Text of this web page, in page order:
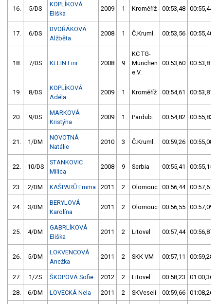
16. 5/DS
KOPLÍKOVÁ
Eliška
2009 1 Kroměříž 00:53,48 00:55,44
17. 6/DS
DVOŘÁKOVÁ
Alžběta
2008 1 Č.Kruml. 00:53,56 00:55,40
18. 7/DS KLEIN Fini 2008 9
KC TG-
München
e.V.
00:53,60 00:53,87
19. 8/DS
KOPLÍKOVÁ
Adéla
2009 1 Kroměříž 00:54,61 00:53,81
20. 9/DS
MARKOVÁ
Kristýna
2009 1 Pardub. 00:54,82 00:55,82
21. 1/DM
NOVOTNÁ
Natálie
2010 3 Č.Kruml. 00:59,26 00:55,08
22. 10/DS
STANKOVIC
Milica
2008 9 Serbia 00:55,41 00:55,15
23. 2/DM KAŠPARŮ Emma 2011 2 Olomouc 00:56,44 00:57,67
24. 3/DM
BERYLOVÁ
Karolína
2011 2 Olomouc 00:56,55 00:57,09
25. 4/DM
GABRLÍKOVÁ
Eliška
2011 2 Litovel 00:57,44 00:56,87
26. 5/DM
LOKVENCOVÁ
Anežka
2011 2 SKK VM 00:57,11 00:59,28
27. 1/ZS ŠKOPOVÁ Sofie 2012 2 Litovel 00:58,23 01:00,36
28. 6/DM LOVECKÁ Nela 2011 2 SKVeselí 00:59,66 01:08,26